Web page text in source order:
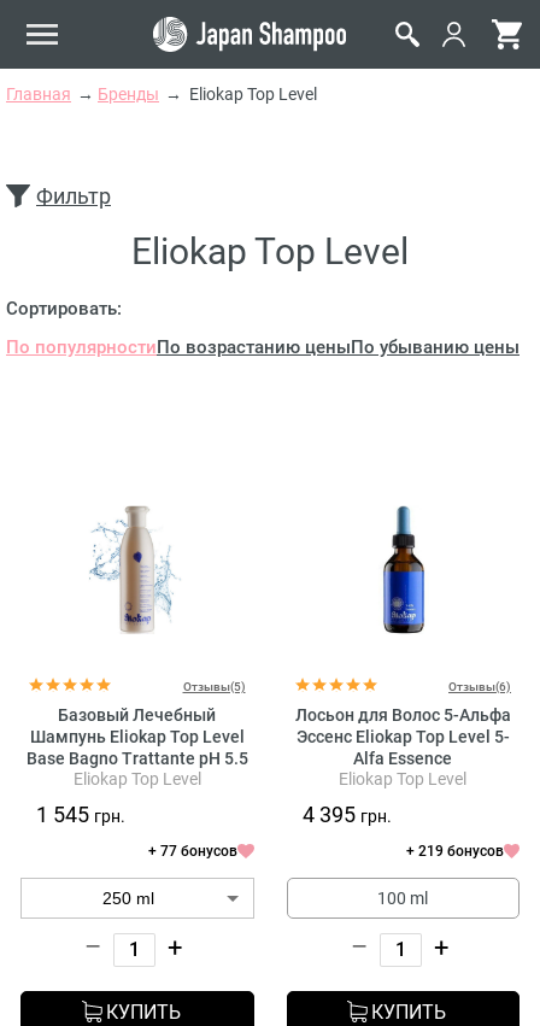
Главная Бренды Eliokap Top Level
Фильтр
Eliokap Top Level
Сортировать:
По популярностиПо возрастанию ценыПо убыванию цены
Отзывы(5)
Базовый Лечебный
Шампунь Eliokap Top Level
Base Bagno Trattante pH 5.5
Eliokap Top Level
1 545 грн.
+ 77 бонусов
– +
КУПИТЬ
Отзывы(6)
Лосьон для Волос 5-Альфа
Эссенс Eliokap Top Level 5-
Alfa Essence
Eliokap Top Level
4 395 грн.
+ 219 бонусов
100 ml
– +
КУПИТЬ